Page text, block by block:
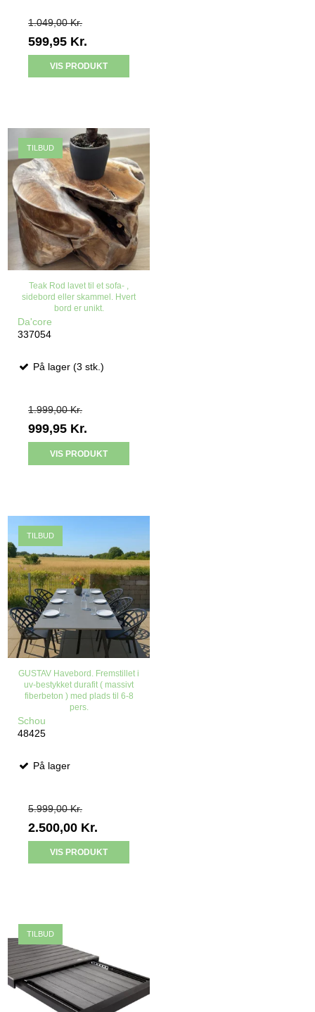
1.049,00 Kr.
599,95 Kr.
VIS PRODUKT
TILBUD
Teak Rod lavet til et sofa- ,
sidebord eller skammel. Hvert
bord er unikt.
Da'core
337054
På lager (3 stk.)
1.999,00 Kr.
999,95 Kr.
VIS PRODUKT
TILBUD
GUSTAV Havebord. Fremstillet i
uv-bestykket durafit ( massivt
fiberbeton ) med plads til 6-8
pers.
Schou
48425
På lager
5.999,00 Kr.
2.500,00 Kr.
VIS PRODUKT
TILBUD